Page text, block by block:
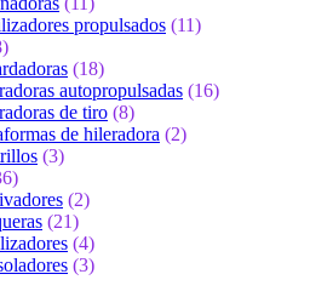
propulsados (11)
(18)
autopropulsadas (16)
de tiro (8)
de hileradora (2)
(3)
(2)
(21)
(4)
(3)